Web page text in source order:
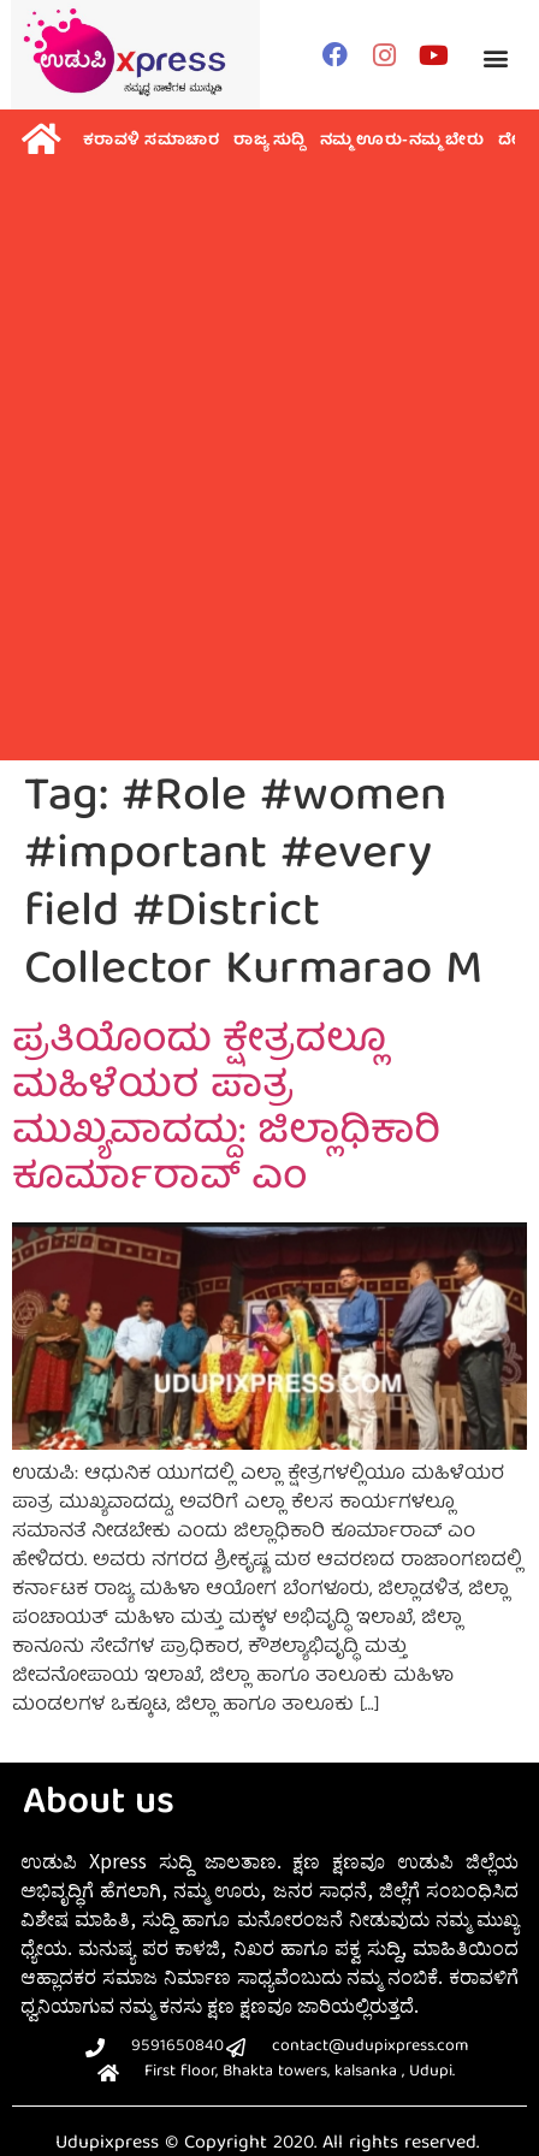
ಕರಾವಳಿ ಸಮಾಚಾರ ರಾಜ್ಯ ಸುದ್ದಿ ನಮ್ಮ ಊರು-ನಮ್ಮ ಬೇರು ದೇಶ
Tag:#Role #women
#important #every
field #District
Collector Kurmarao M
ಪ್ರತಿಯೊಂದು ಕ್ಷೇತ್ರದಲ್ಲೂ
ಮಹಿಳೆಯರ ಪಾತ್ರ
ಮುಖ್ಯವಾದದ್ದು: ಜಿಲ್ಲಾಧಿಕಾರಿ
ಕೂರ್ಮಾರಾವ್ ಎಂ
ಉಡುಪಿ: ಆಧುನಿಕ ಯುಗದಲ್ಲಿ ಎಲ್ಲಾ ಕ್ಷೇತ್ರಗಳಲ್ಲಿಯೂ ಮಹಿಳೆಯರ
ಪಾತ್ರ ಮುಖ್ಯವಾದದ್ದು, ಅವರಿಗೆ ಎಲ್ಲಾ ಕೆಲಸ ಕಾರ್ಯಗಳಲ್ಲೂ
ಸಮಾನತೆ ನೀಡಬೇಕು ಎಂದು ಜಿಲ್ಲಾಧಿಕಾರಿ ಕೂರ್ಮಾರಾವ್ ಎಂ
ಹೇಳಿದರು. ಅವರು ನಗರದ ಶ್ರೀಕೃಷ್ಣ ಮಠ ಆವರಣದ ರಾಜಾಂಗಣದಲ್ಲಿ
ಕರ್ನಾಟಕ ರಾಜ್ಯ ಮಹಿಳಾ ಆಯೋಗ ಬೆಂಗಳೂರು, ಜಿಲ್ಲಾಡಳಿತ, ಜಿಲ್ಲಾ
ಪಂಚಾಯತ್ ಮಹಿಳಾ ಮತ್ತು ಮಕ್ಕಳ ಅಭಿವೃದ್ಧಿ ಇಲಾಖೆ, ಜಿಲ್ಲಾ
ಕಾನೂನು ಸೇವೆಗಳ ಪ್ರಾಧಿಕಾರ, ಕೌಶಲ್ಯಾಭಿವೃದ್ಧಿ ಮತ್ತು
ಜೀವನೋಪಾಯ ಇಲಾಖೆ, ಜಿಲ್ಲಾ ಹಾಗೂ ತಾಲೂಕು ಮಹಿಳಾ
ಮಂಡಲಗಳ ಒಕ್ಕೂಟ, ಜಿಲ್ಲಾ ಹಾಗೂ ತಾಲೂಕು […]
About us
ಉಡುಪಿ Xpress ಸುದ್ದಿ ಜಾಲತಾಣ. ಕ್ಷಣ ಕ್ಷಣವೂ ಉಡುಪಿ ಜಿಲ್ಲೆಯ
ಅಭಿವೃದ್ಧಿಗೆ ಹೆಗಲಾಗಿ, ನಮ್ಮ ಊರು, ಜನರ ಸಾಧನೆ, ಜಿಲ್ಲೆಗೆ ಸಂಬಂಧಿಸಿದ
ವಿಶೇಷ ಮಾಹಿತಿ, ಸುದ್ದಿ ಹಾಗೂ ಮನೋರಂಜನೆ ನೀಡುವುದು ನಮ್ಮ ಮುಖ್ಯ
ಧ್ಯೇಯ. ಮನುಷ್ಯ ಪರ ಕಾಳಜಿ, ನಿಖರ ಹಾಗೂ ಪಕ್ವ ಸುದ್ದಿ, ಮಾಹಿತಿಯಿಂದ
ಆಹ್ಲಾದಕರ ಸಮಾಜ ನಿರ್ಮಾಣ ಸಾಧ್ಯವೆಂಬುದು ನಮ್ಮ ನಂಬಿಕೆ. ಕರಾವಳಿಗೆ
ಧ್ವನಿಯಾಗುವ ನಮ್ಮ ಕನಸು ಕ್ಷಣ ಕ್ಷಣವೂ ಜಾರಿಯಲ್ಲಿರುತ್ತದೆ.
9591650840
contact@udupixpress.com
First floor, Bhakta towers, kalsanka , Udupi.
Udupixpress © Copyright 2020. All rights reserved.